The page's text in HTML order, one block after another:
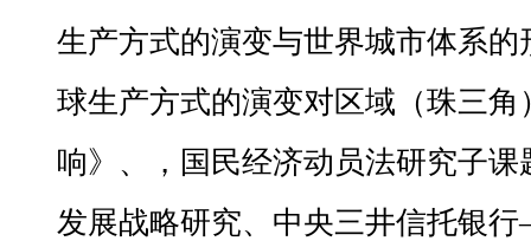
生产方式的演变与世界城市体系
球生产方式的演变对区域（珠三角
响》、，国民经济动员法研究子
发展战略研究、中央三井信托银